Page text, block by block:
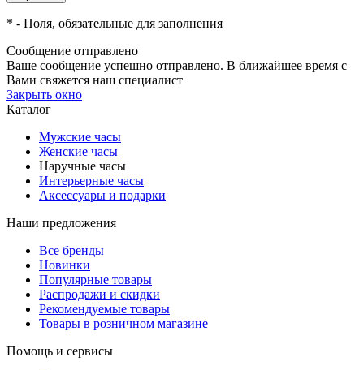
* - Поля, обязательные для заполнения
Сообщение отправлено
Ваше сообщение успешно отправлено. В ближайшее время с
Вами свяжется наш специалист
Закрыть окно
Каталог
Мужские часы
Женские часы
Наручные часы
Интерьерные часы
Аксессуары и подарки
Наши предложения
Все бренды
Новинки
Популярные товары
Распродажи и скидки
Рекомендуемые товары
Товары в розничном магазине
Помощь и сервисы